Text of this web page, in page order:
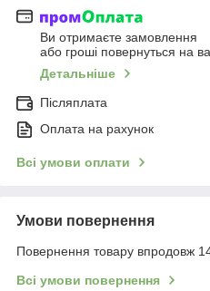
Ви отримаєте замовлення
або гроші повернуться на
Детальніше
Післяплата
Оплата на рахунок
Всі умови оплати
Умови повернення
Повернення товару впродовж
Всі умови повернення